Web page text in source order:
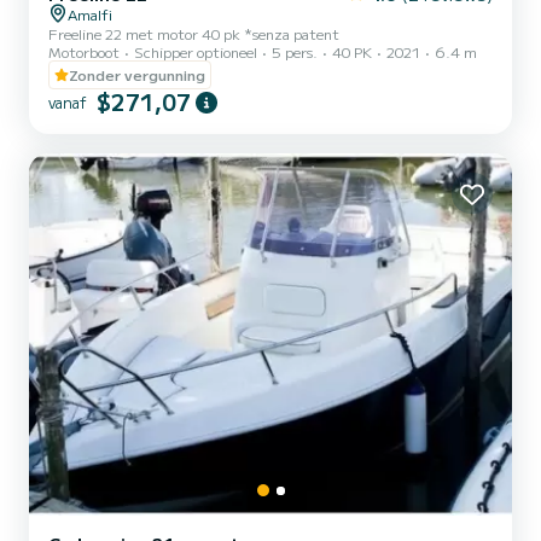
Amalfi
Freeline 22 met motor 40 pk *senza patent
Motorboot
Schipper optioneel 5 pers. 40 PK 2021
6.4 m
Zonder vergunning
vanaf $271,07